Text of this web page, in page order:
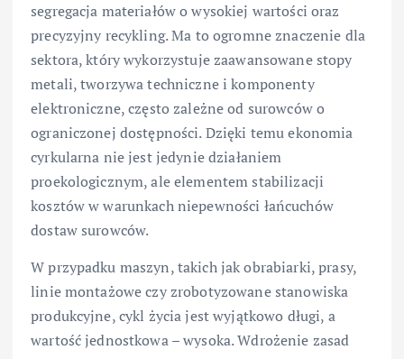
segregacja materiałów o wysokiej wartości oraz
precyzyjny recykling. Ma to ogromne znaczenie dla
sektora, który wykorzystuje zaawansowane stopy
metali, tworzywa techniczne i komponenty
elektroniczne, często zależne od surowców o
ograniczonej dostępności. Dzięki temu ekonomia
cyrkularna nie jest jedynie działaniem
proekologicznym, ale elementem stabilizacji
kosztów w warunkach niepewności łańcuchów
dostaw surowców.
W przypadku maszyn, takich jak obrabiarki, prasy,
linie montażowe czy zrobotyzowane stanowiska
produkcyjne, cykl życia jest wyjątkowo długi, a
wartość jednostkowa – wysoka. Wdrożenie zasad